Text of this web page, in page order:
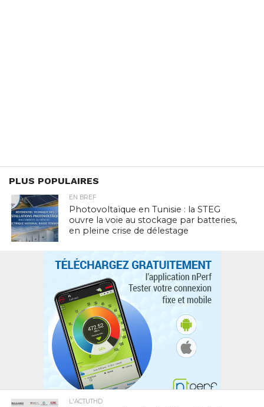
PLUS POPULAIRES
EN BREF
Photovoltaïque en Tunisie : la STEG
ouvre la voie au stockage par batteries,
en pleine crise de délestage
L'ACTUTHD